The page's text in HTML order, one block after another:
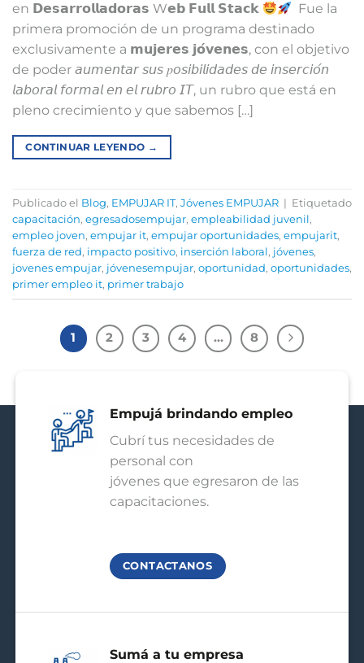
en 𝗗𝗲𝘀𝗮𝗿𝗿𝗼𝗹𝗹𝗮𝗱𝗼𝗿𝗮𝘀 W𝗲𝗯 𝗙𝘂𝗹𝗹 𝗦𝘁𝗮𝗰𝗸
⁣ ⁣ Fue la
primera promoción de un programa destinado
exclusivamente a 𝗺𝘂𝗷𝗲𝗿𝗲𝘀 𝗷𝗼́𝘃𝗲𝗻𝗲𝘀, con el objetivo
de poder 𝘢𝘶𝘮𝘦𝘯𝘵𝘢𝘳 𝘴𝘶𝘴 𝑝𝘰𝘴𝘪𝘣𝘪𝘭𝘪𝘥𝘢𝘥𝘦𝘴 𝘥𝘦 𝘪𝘯𝘴𝘦𝘳𝘤𝘪𝘰́𝘯
𝘭𝘢𝘣𝘰𝘳𝘢𝘭 𝘧𝘰𝘳𝘮𝘢𝘭 𝘦𝘯 𝘦𝘭 𝘳𝘶𝘣𝘳𝘰 𝘐𝘛, un rubro que está en
pleno crecimiento y que sabemos […]
CONTINUAR LEYENDO →
Publicado el Blog, EMPUJAR IT, Jóvenes EMPUJAR | Etiquetado
capacitación, egresadosempujar, empleabilidad juvenil,
empleo joven, empujar it, empujar oportunidades, empujarit,
fuerza de red, impacto positivo, inserción laboral, jóvenes,
jovenes empujar, jóvenesempujar, oportunidad, oportunidades,
primer empleo it, primer trabajo
1 2 3 4 … 8
Empujá brindando empleo
Cubrí tus necesidades de
personal con
jóvenes que egresaron de las
capacitaciones.
CONTACTANOS
Sumá a tu empresa